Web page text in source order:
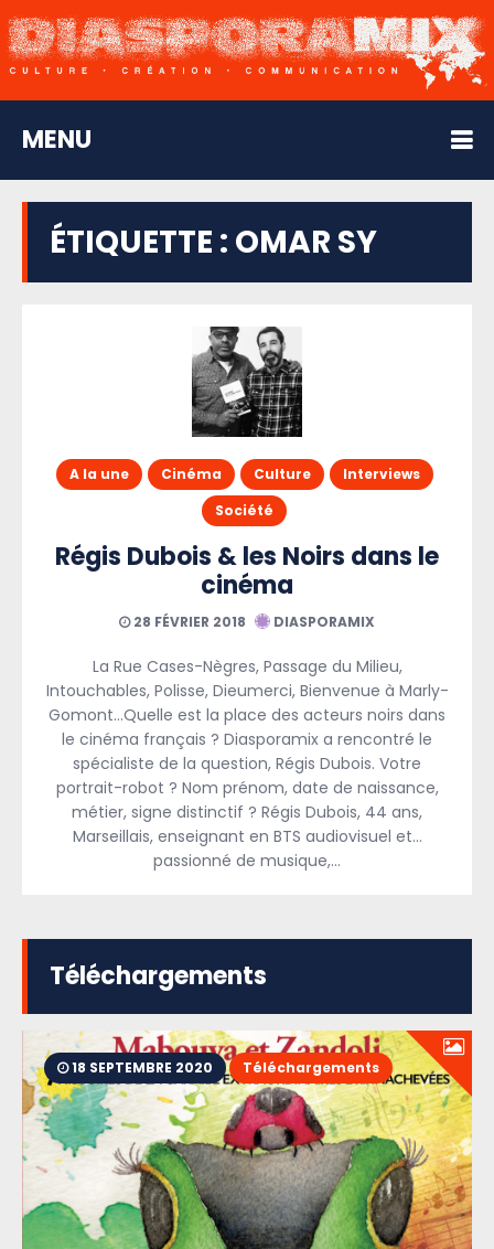
MENU
ÉTIQUETTE : OMAR SY
A la une Cinéma Culture
Interviews
Société
Régis Dubois & les Noirs dans le
cinéma
28 FÉVRIER 2018 DIASPORAMIX
La Rue Cases-Nègres, Passage du Milieu,
Intouchables, Polisse, Dieumerci, Bienvenue à Marly-
Gomont…Quelle est la place des acteurs noirs dans
le cinéma français ? Diasporamix a rencontré le
spécialiste de la question, Régis Dubois. Votre
portrait-robot ? Nom prénom, date de naissance,
métier, signe distinctif ? Régis Dubois, 44 ans,
Marseillais, enseignant en BTS audiovisuel et…
passionné de musique,…
Téléchargements
18 SEPTEMBRE 2020 Téléchargements